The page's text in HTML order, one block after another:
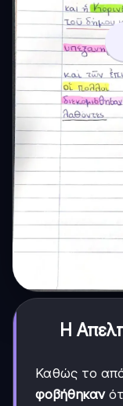
Η
Καθώς το
φοβήθηκαν